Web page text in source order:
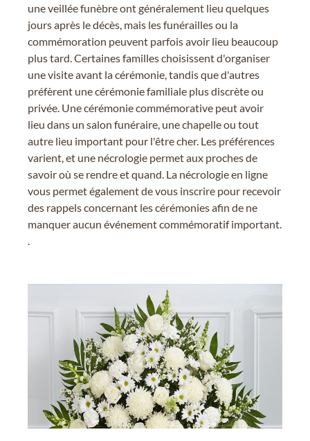
une veillée funèbre ont généralement lieu quelques
jours après le décès, mais les funérailles ou la
commémoration peuvent parfois avoir lieu beaucoup
plus tard. Certaines familles choisissent d'organiser
une visite avant la cérémonie, tandis que d'autres
préfèrent une cérémonie familiale plus discrète ou
privée. Une cérémonie commémorative peut avoir
lieu dans un salon funéraire, une chapelle ou tout
autre lieu important pour l'être cher. Les préférences
varient, et une nécrologie permet aux proches de
savoir où se rendre et quand. La nécrologie en ligne
vous permet également de vous inscrire pour recevoir
des rappels concernant les cérémonies afin de ne
manquer aucun événement commémoratif important.